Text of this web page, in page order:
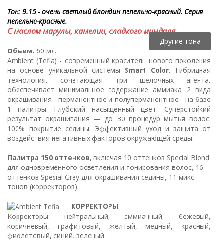
Тон: 9.15 - очень светлый блондин пепельно-красный. Серия
пепельно-красные.
С маслом марулы, камелии, сладкого миндаля.
Другие тона
Объем: 60 мл.
Ambient (Tefia) - современный краситель нового поколения
на основе уникальной системы Smart Color. Гибридная
технология, сочетающая три щелочных агента,
обеспечивает минимальное содержание аммиака. 2 вида
окрашивания - перманентное и полуперманентное - на базе
1 палитры. Глубокий насыщенный цвет. Суперстойкий
результат окрашивания — до 30 процедур мытья волос.
100% покрытие седины. Эффективный уход и защита от
воздействия негативных факторов окружающей среды.
Палитра 150 оттенков, включая 10 оттенков Special Blond
для одновременного осветления и тонирования волос, 16
оттенков Spesial Grey для окрашивания седины, 11 микс-
тонов (корректоров).
КОРРЕКТОРЫ
Корректоры: нейтральный, аммиачный, бежевый,
коричневый, графитовый, желтый, медный, красный,
фиолетовый, синий, зеленый.